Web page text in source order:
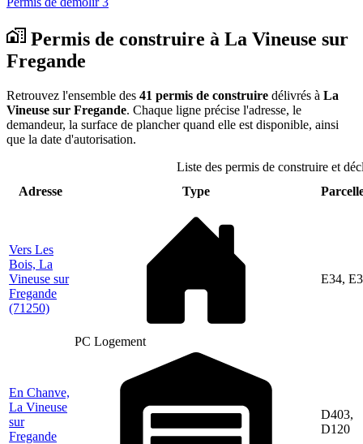
Permis de construire à La Vineuse sur
Fregande
Retrouvez l'ensemble des 41 permis de construire délivrés à La
Vineuse sur Fregande. Chaque ligne précise l'adresse, le
demandeur, la surface de plancher quand elle est disponible, ainsi
que la date d'autorisation.
Liste des permis de construire et
Adresse
Type
Vers Les
Bois, La
Vineuse sur
Fregande
(71250)
PC Logement
E34,
En Chanve,
La Vineuse
sur
Fregande
D403,
D120